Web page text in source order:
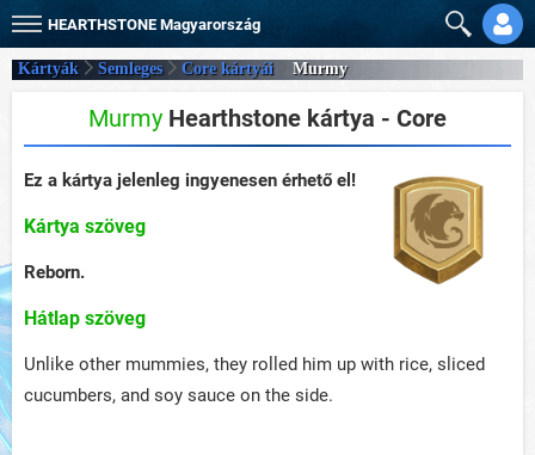
HEARTHSTONE Magyarország
Kártyák Semleges Core kártyái Murmy
Murmy Hearthstone kártya - Core
Ez a kártya jelenleg ingyenesen érhető el!
Kártya szöveg
Reborn.
Hátlap szöveg
Unlike other mummies, they rolled him up with rice, sliced
cucumbers, and soy sauce on the side.